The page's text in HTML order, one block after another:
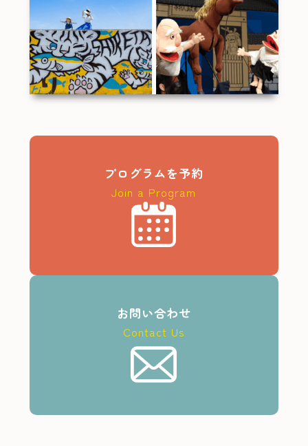
プログラムを予約
Join a Program
お問い合わせ
Contact Us